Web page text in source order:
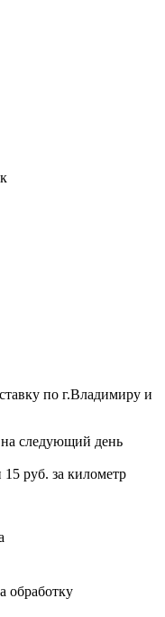
по г.Владимиру и
следующий день
руб. за километр
обработку